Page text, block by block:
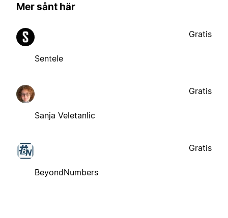
Mer sånt här
Sentele
Gratis
Sanja Veletanlic
Gratis
BeyondNumbers
Gratis